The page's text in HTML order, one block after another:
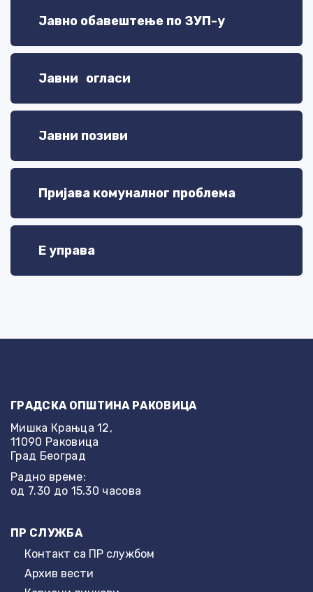
Јавно обавештење по ЗУП-у
Јавни огласи
Јавни позиви
Пријава комуналног проблема
Е управа
ГРАДСКА ОПШТИНА РАКОВИЦА
Мишка Крањца 12,
11090 Раковица
Град Београд
Радно време:
од 7.30 до 15.30 часова
ПР СЛУЖБА
Контакт са ПР службом
Архив вести